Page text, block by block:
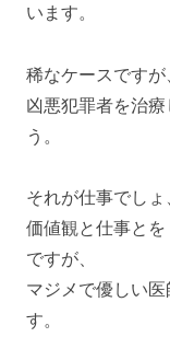
います。
稀なケースです
凶悪犯罪者を治
う。
それが仕事でし
価値観と仕事と
ですが、
マジメで優しい
す。